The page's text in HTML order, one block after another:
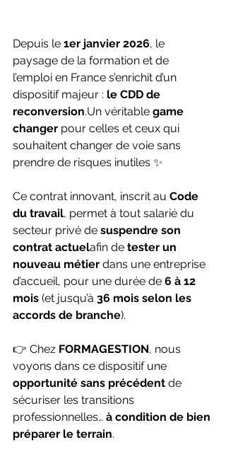
Depuis le 1er janvier 2026, le
paysage de la formation et de
l’emploi en France s’enrichit d’un
dispositif majeur : le CDD de
reconversion.Un véritable game
changer pour celles et ceux qui
souhaitent changer de voie sans
prendre de risques inutiles ✨
Ce contrat innovant, inscrit au Code
du travail, permet à tout salarié du
secteur privé de suspendre son
contrat actuelafin de tester un
nouveau métier dans une entreprise
d’accueil, pour une durée de 6 à 12
mois (et jusqu’à 36 mois selon les
accords de branche).
👉 Chez FORMAGESTION, nous
voyons dans ce dispositif une
opportunité sans précédent de
sécuriser les transitions
professionnelles… à condition de bien
préparer le terrain.